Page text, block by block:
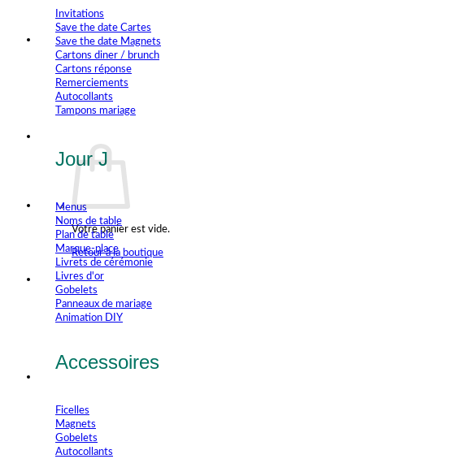
Votre panier est vide.
Retour à la boutique
Invitations
Save the date Cartes
Save the date Magnets
Cartons diner / brunch
Cartons réponse
Remerciements
Autocollants
Tampons mariage
Jour J
Menus
Noms de table
Plan de table
Marque-place
Livrets de cérémonie
Livres d'or
Gobelets
Panneaux de mariage
Animation DIY
Accessoires
Ficelles
Magnets
Gobelets
Autocollants